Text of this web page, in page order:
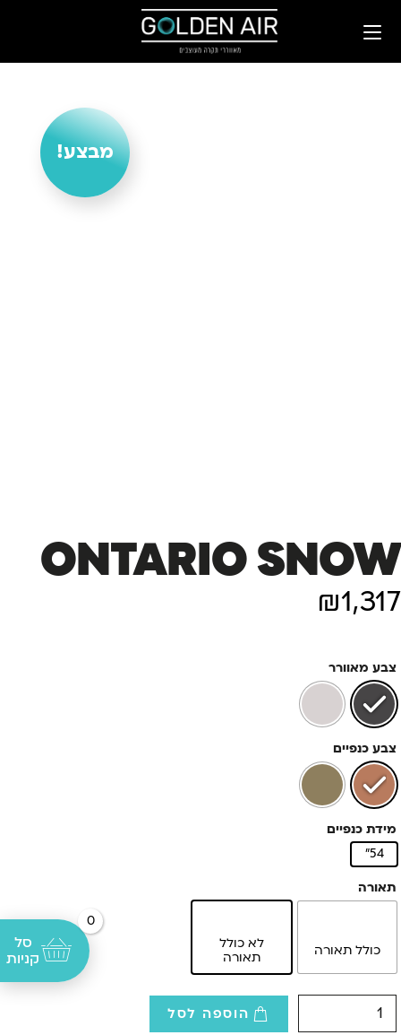
מבצע!
ONTARIO SNOW
₪1,317
צבע מאוורר
צבע כנפיים
מידת כנפיים
54"
תאורה
כולל תאורה
לא כולל
תאורה
הוספה לסל
0
סל
קניות